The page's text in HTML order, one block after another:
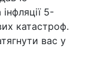
5-
катастроф.
вас у